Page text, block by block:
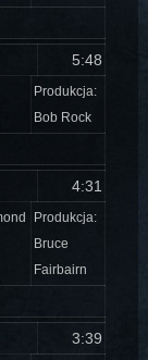
5:48
Produkcja:
Bob Rock
4:31
Produkcja:
Bruce
Fairbairn
3:39